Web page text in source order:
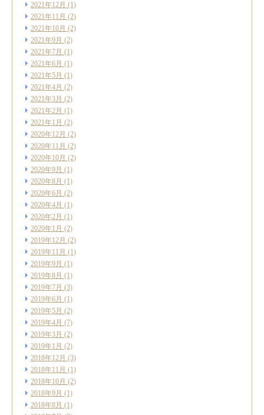
2021年12月 (1)
2021年11月 (2)
2021年10月 (2)
2021年9月 (2)
2021年7月 (1)
2021年6月 (1)
2021年5月 (1)
2021年4月 (2)
2021年3月 (2)
2021年2月 (1)
2021年1月 (2)
2020年12月 (2)
2020年11月 (2)
2020年10月 (2)
2020年9月 (1)
2020年8月 (1)
2020年6月 (2)
2020年4月 (1)
2020年2月 (1)
2020年1月 (2)
2019年12月 (2)
2019年11月 (1)
2019年9月 (1)
2019年8月 (1)
2019年7月 (3)
2019年6月 (1)
2019年5月 (2)
2019年4月 (7)
2019年3月 (2)
2019年1月 (2)
2018年12月 (3)
2018年11月 (1)
2018年10月 (2)
2018年9月 (1)
2018年8月 (1)